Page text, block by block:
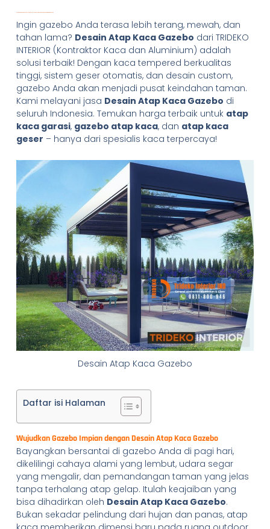
Ingin gazebo Anda terasa lebih terang, mewah, dan
tahan lama? Desain Atap Kaca Gazebo dari TRIDEKO
INTERIOR (Kontraktor Kaca dan Aluminium) adalah
solusi terbaik! Dengan kaca tempered berkualitas
tinggi, sistem geser otomatis, dan desain custom,
gazebo Anda akan menjadi pusat keindahan taman.
Kami melayani jasa Desain Atap Kaca Gazebo di
seluruh Indonesia. Temukan harga terbaik untuk atap
kaca garasi, gazebo atap kaca, dan atap kaca
geser – hanya dari spesialis kaca terpercaya!
Desain Atap Kaca Gazebo
Daftar isi Halaman
Wujudkan Gazebo Impian dengan Desain Atap Kaca Gazebo
Bayangkan bersantai di gazebo Anda di pagi hari,
dikelilingi cahaya alami yang lembut, udara segar
yang mengalir, dan pemandangan taman yang jelas
tanpa terhalang atap gelap. Itulah keajaiban yang
bisa dihadirkan oleh Desain Atap Kaca Gazebo.
Bukan sekadar pelindung dari hujan dan panas, atap